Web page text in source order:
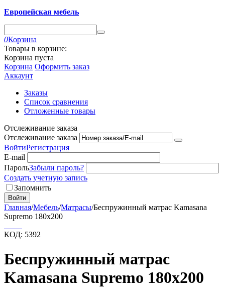
Европейская мебель
0Корзина
Товары в корзине:
Корзина пуста
Корзина Оформить заказ
Аккаунт
Заказы
Список сравнения
Отложенные товары
Отслеживание заказа
Отслеживание заказа
ВойтиРегистрация
E-mail
ПарольЗабыли пароль?
Создать учетную запись
Запомнить
Войти
Главная/Мебель/Матрасы/Беспружинный матрас Kamasana
Supremo 180x200
КОД: 5392
Беспружинный матрас
Kamasana Supremo 180x200